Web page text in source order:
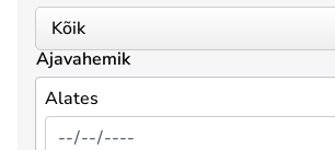
Ajavahemik
Alates